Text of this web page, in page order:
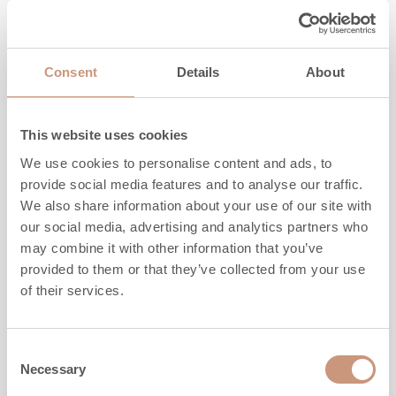
Consent Details About
This website uses cookies
We use cookies to personalise content and ads, to
provide social media features and to analyse our traffic.
We also share information about your use of our site with
our social media, advertising and analytics partners who
may combine it with other information that you’ve
provided to them or that they’ve collected from your use
of their services.
Selection
Necessary
Saramo S